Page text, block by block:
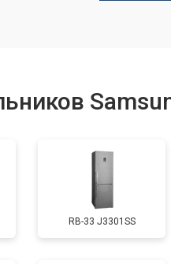
мейн платы)
RB-33 J3301SS